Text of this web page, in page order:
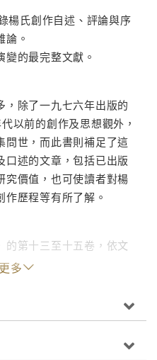
楊氏創作自述、評論與序
論。
的最完整文獻。
，除了一九七六年出版的
以前的創作及思想觀外，
問世，而此書則補足了這
口述的文章，包括已出版
究價值，也可使讀者對楊
歷程等有所了解。
的第十三至十五卷，依文
序‧評論、作品與規畫、
兩大類。「雜論」是收
，共計一○四篇。內容雖然
中較多的是對於賞石、
多